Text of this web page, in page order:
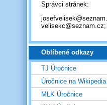
Správci stránek:
velisekc@seznam.cz;
Oblíbené odkazy
TJ Úročnice
Úročnice na Wikipedia
MLK Úročnice